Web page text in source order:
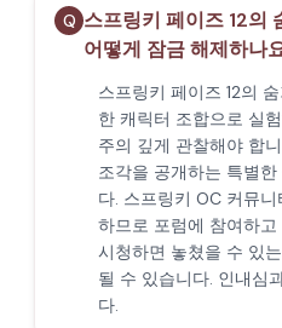
Q 스프링키 페이즈 12의
어떻게 잠금 해제하나
스프링키 페이즈 12의
한 캐릭터 조합으로 실
주의 깊게 관찰해야 합
조각을 공개하는 특별
다. 스프링키 OC 커뮤
하므로 포럼에 참여하
시청하면 놓쳤을 수 있
될 수 있습니다. 인내심
다.